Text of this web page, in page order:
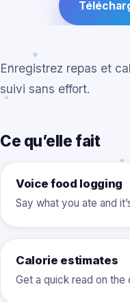
Enregistrez repas et
suivi sans effort.
Ce qu’elle fait
Voice food logging
Say what you ate and
Calorie estimates
Get a quick read on the